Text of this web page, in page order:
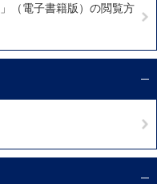
（電子書籍版）の閲覧方